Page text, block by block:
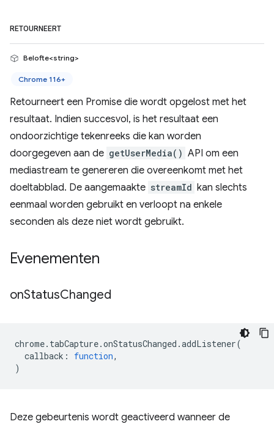
RETOURNEERT
Belofte<string>
Chrome 116+
Retourneert een Promise die wordt opgelost met het
resultaat. Indien succesvol, is het resultaat een
ondoorzichtige tekenreeks die kan worden
doorgegeven aan de getUserMedia() API om een ​​
mediastream te genereren die overeenkomt met het
doeltabblad. De aangemaakte streamId kan slechts
eenmaal worden gebruikt en verloopt na enkele
seconden als deze niet wordt gebruikt.
Evenementen
onStatusChanged
chrome. tabCapture.onStatusChanged .addListener(
callback : function,
)
Deze gebeurtenis wordt geactiveerd wanneer de